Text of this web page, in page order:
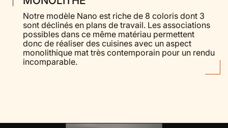
Notre modèle Nano est riche de 8 coloris dont 3
sont déclinés en plans de travail. Les associations
possibles dans ce même matériau permettent
donc de réaliser des cuisines avec un aspect
monolithique mat très contemporain pour un rendu
incomparable.